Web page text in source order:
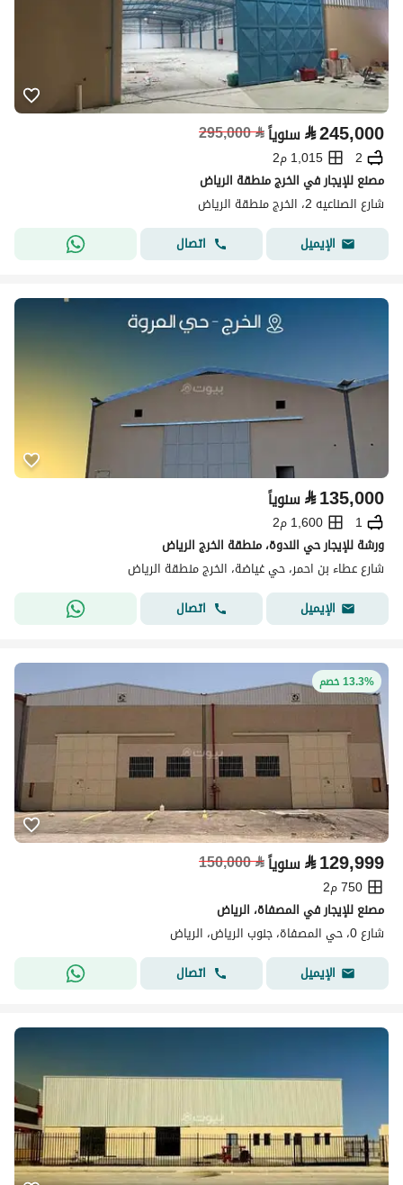
⃁245,000 سنوياً⃁
295,000
2
1,015 م2
مصنع للإيجار في الخرج منطقة الرياض
شارع الصناعيه 2، الخرج منطقة الرياض
الإيميل
اتصال
⃁135,000 سنوياً
1
1,600 م2
ورشة للإيجار حي الندوة، منطقة الخرج الرياض
شارع عطاء بن احمر، حي غياضة، الخرج منطقة الرياض
الإيميل
اتصال
13.3% خصم
⃁129,999 سنوياً⃁
150,000
750 م2
مصنع للإيجار في المصفاة، الرياض
شارع 0، حي المصفاة، جنوب الرياض، الرياض
الإيميل
اتصال